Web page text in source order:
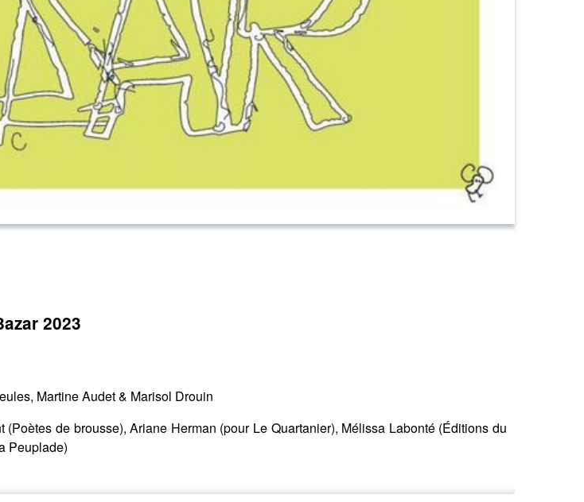
2023
Martine Audet & Marisol Drouin
de brousse), Ariane Herman (pour Le Quartanier), Mélissa Labonté (Éditions du
Peuplade)